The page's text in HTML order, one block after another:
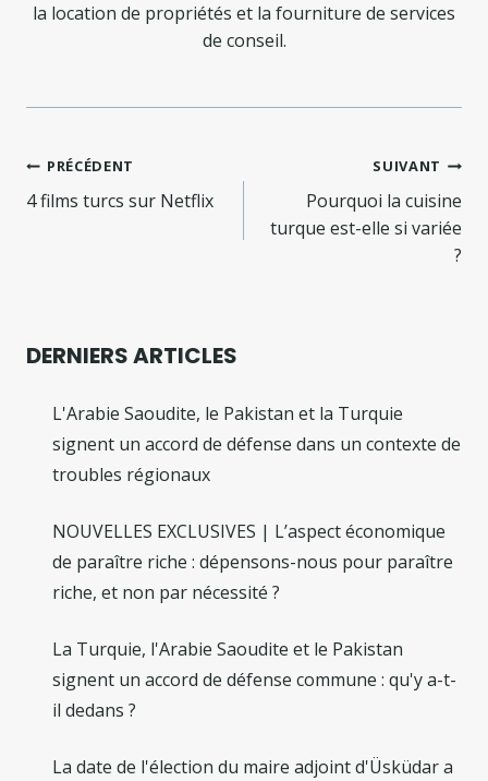
la location de propriétés et la fourniture de services
de conseil.
Navigation
de
PRÉCÉDENT
4 films turcs sur Netflix
SUIVANT
Pourquoi la cuisine
turque est-elle si variée
?
DERNIERS ARTICLES
L'Arabie Saoudite, le Pakistan et la Turquie
signent un accord de défense dans un contexte de
troubles régionaux
NOUVELLES EXCLUSIVES | L’aspect économique
de paraître riche : dépensons-nous pour paraître
riche, et non par nécessité ?
La Turquie, l'Arabie Saoudite et le Pakistan
signent un accord de défense commune : qu'y a-t-
il dedans ?
La date de l'élection du maire adjoint d'Üsküdar a